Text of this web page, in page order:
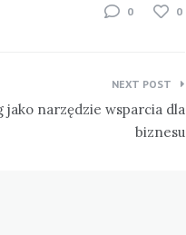
0 0
NEXT POST
jako narzędzie wsparcia dla
biznesu